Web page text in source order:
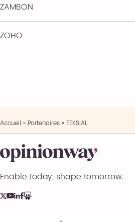
ZAMBON
ZOHO
Accueil » Partenaires » TEKSIAL
Enable today, shape tomorrow.